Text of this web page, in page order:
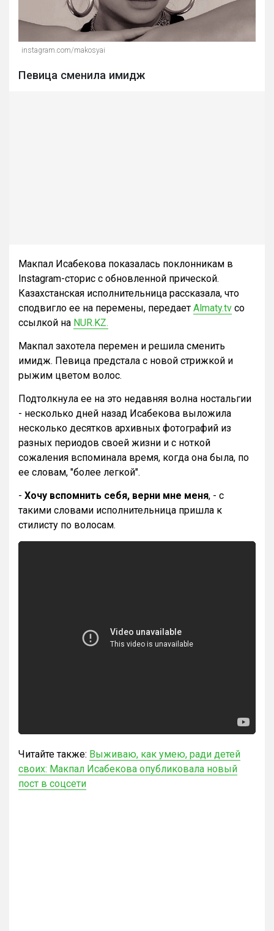
instagram.com/makosyai
Певица сменила имидж
Макпал Исабекова показалась поклонникам в
Instagram-сторис с обновленной прической.
Казахстанская исполнительница рассказала, что
сподвигло ее на перемены, передает Almaty.tv со
ссылкой на NUR.KZ.
Макпал захотела перемен и решила сменить
имидж. Певица предстала с новой стрижкой и
рыжим цветом волос.
Подтолкнула ее на это недавняя волна ностальгии
- несколько дней назад Исабекова выложила
несколько десятков архивных фотографий из
разных периодов своей жизни и с ноткой
сожаления вспоминала время, когда она была, по
ее словам, "более легкой".
- Хочу вспомнить себя, верни мне меня, - с
такими словами исполнительница пришла к
стилисту по волосам.
Читайте также: Выживаю, как умею, ради детей
своих: Макпал Исабекова опубликовала новый
пост в соцсети